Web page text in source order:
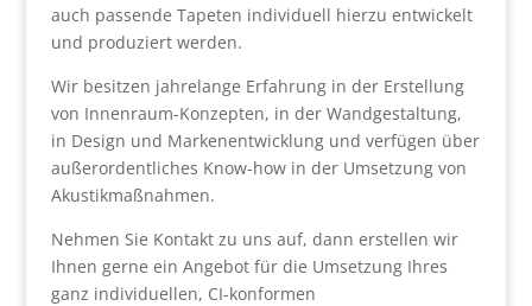
auch passende Tapeten individuell hierzu entwickelt
und produziert werden.
Wir besitzen jahrelange Erfahrung in der Erstellung
von Innenraum-Konzepten, in der Wandgestaltung,
in Design und Markenentwicklung und verfügen über
außerordentliches Know-how in der Umsetzung von
Akustikmaßnahmen.
Nehmen Sie Kontakt zu uns auf, dann erstellen wir
Ihnen gerne ein Angebot für die Umsetzung Ihres
ganz individuellen, CI-konformen